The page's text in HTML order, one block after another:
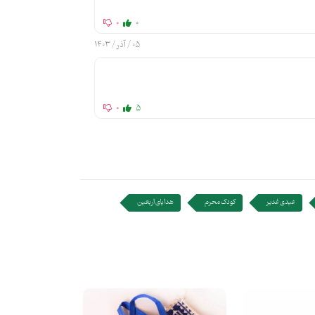
0
0
05 / آذر / 1403
5
0
عیدی غدیر کودک محرم هدایای اربعین